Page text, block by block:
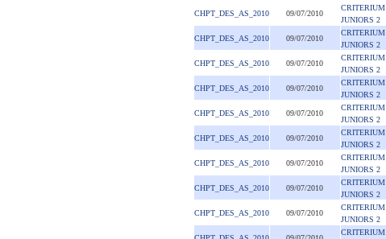
CHPT_DES_AS_2010 09/07/2010
CRITERIUM
JUNIORS 2
CHPT_DES_AS_2010 09/07/2010
CRITERIUM
JUNIORS 2
CHPT_DES_AS_2010 09/07/2010
CRITERIUM
JUNIORS 2
CHPT_DES_AS_2010 09/07/2010
CRITERIUM
JUNIORS 2
CHPT_DES_AS_2010 09/07/2010
CRITERIUM
JUNIORS 2
CHPT_DES_AS_2010 09/07/2010
CRITERIUM
JUNIORS 2
CHPT_DES_AS_2010 09/07/2010
CRITERIUM
JUNIORS 2
CHPT_DES_AS_2010 09/07/2010
CRITERIUM
JUNIORS 2
CHPT_DES_AS_2010 09/07/2010
CRITERIUM
JUNIORS 2
CRITERIUM